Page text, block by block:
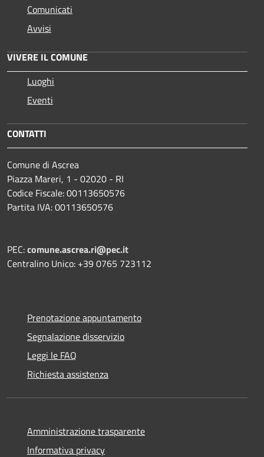
Comunicati
Avvisi
VIVERE IL COMUNE
Luoghi
Eventi
CONTATTI
Comune di Ascrea
Piazza Mareri, 1 - 02020 - RI
Codice Fiscale: 00113650576
Partita IVA: 00113650576
PEC:comune.ascrea.ri@pec.it
Centralino Unico: +39 0765 723112
Prenotazione appuntamento
Segnalazione disservizio
Leggi le FAQ
Richiesta assistenza
Amministrazione trasparente
Informativa privacy